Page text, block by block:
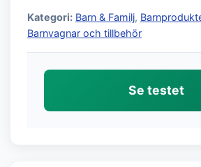
Kategori: Barn & Familj,
Barnvagnar och tillbehör
Se testet